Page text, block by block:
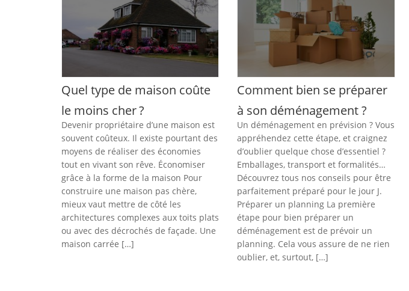
Quel type de maison coûte
le moins cher ?
Devenir propriétaire d’une maison est
souvent coûteux. Il existe pourtant des
moyens de réaliser des économies
tout en vivant son rêve. Économiser
grâce à la forme de la maison Pour
construire une maison pas chère,
mieux vaut mettre de côté les
architectures complexes aux toits plats
ou avec des décrochés de façade. Une
maison carrée […]
Comment bien se préparer
à son déménagement ?
Un déménagement en prévision ? Vous
appréhendez cette étape, et craignez
d’oublier quelque chose d’essentiel ?
Emballages, transport et formalités…
Découvrez tous nos conseils pour être
parfaitement préparé pour le jour J.
Préparer un planning La première
étape pour bien préparer un
déménagement est de prévoir un
planning. Cela vous assure de ne rien
oublier, et, surtout, […]